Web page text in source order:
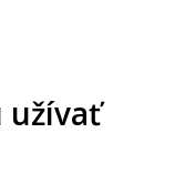
užívať